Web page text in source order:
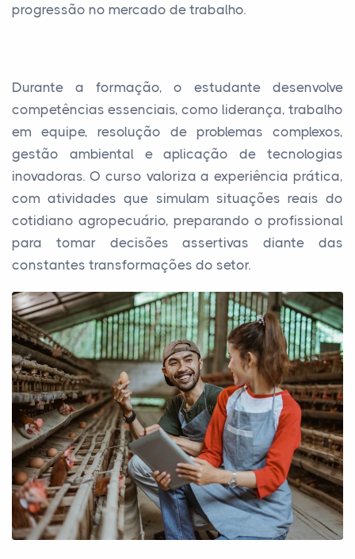
progressão no mercado de trabalho.
Durante a formação, o estudante desenvolve
competências essenciais, como liderança, trabalho
em equipe, resolução de problemas complexos,
gestão ambiental e aplicação de tecnologias
inovadoras. O curso valoriza a experiência prática,
com atividades que simulam situações reais do
cotidiano agropecuário, preparando o profissional
para tomar decisões assertivas diante das
constantes transformações do setor.